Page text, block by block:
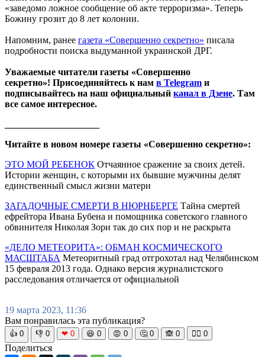
«заведомо ложное сообщение об акте терроризма». Теперь
Божину грозит до 8 лет колонии.
Напомним, ранее газета «Совершенно секретно» писала
подробности поиска выдуманной украинской ДРГ.
Уважаемые читатели газеты «Совершенно
секретно»! Присоединяйтесь к нам в Telegram и
подписывайтесь на наш официальный канал в Дзене. Там
все самое интересное.
Читайте в новом номере газеты «Совершенно секретно»:
ЭТО МОЙ РЕБЕНОК Отчаянное сражение за своих детей.
Истории женщин, с которыми их бывшие мужчины делят
единственный смысл жизни матери
ЗАГАДОЧНЫЕ СМЕРТИ В НЮРНБЕРГЕ Тайна смертей
ефрейтора Ивана Бубена и помощника советского главного
обвинителя Николая Зори так до сих пор и не раскрыта
«ДЕЛО МЕТЕОРИТА»: ОБМАН КОСМИЧЕСКОГО
МАСШТАБА Метеоритный град отгрохотал над Челябинском
15 февраля 2013 года. Однако версия журналистского
расследования отличается от официальной
19 марта 2023, 11:36
Вам понравилась эта публикация?
👍 0 👎 0 ❤ 0 😆 0 😡 0 🤔 0 🙈 0 🧘‍♀️ 0
Поделиться